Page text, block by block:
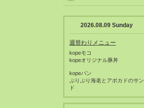
2026.08.09 Sunday
週替わりメニュー
kopeモコ
kopeオリジナル豚丼
kopeパン
ぷりぷり海老とアボカドのサン
ド